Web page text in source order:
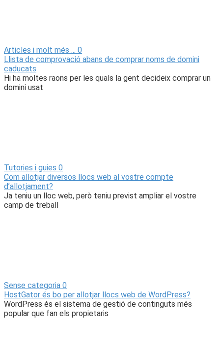
Articles i molt més ... 0
Llista de comprovació abans de comprar noms de domini
caducats
Hi ha moltes raons per les quals la gent decideix comprar un
domini usat
Tutories i guies 0
Com allotjar diversos llocs web al vostre compte
d’allotjament?
Ja teniu un lloc web, però teniu previst ampliar el vostre
camp de treball
Sense categoria 0
HostGator és bo per allotjar llocs web de WordPress?
WordPress és el sistema de gestió de continguts més
popular que fan els propietaris